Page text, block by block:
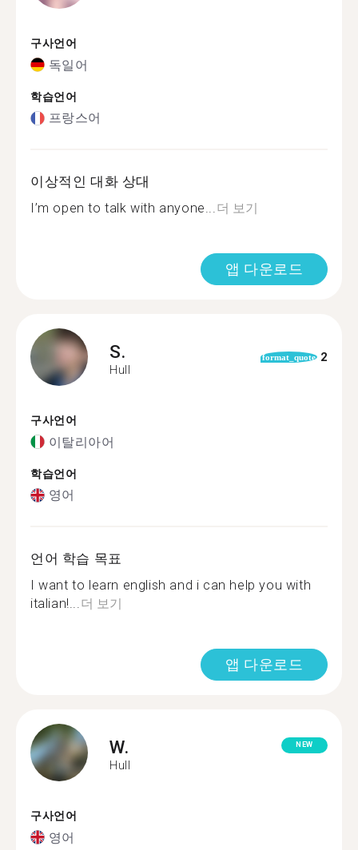
구사언어
독일어
학습언어
프랑스어
이상적인 대화 상대
I’m open to talk with anyone...더 보기
앱 다운로드
S.
Hull
format_quote 2
구사언어
이탈리아어
학습언어
영어
언어 학습 목표
I want to learn english and i can help you with
italian!...더 보기
앱 다운로드
W.
Hull
NEW
구사언어
영어